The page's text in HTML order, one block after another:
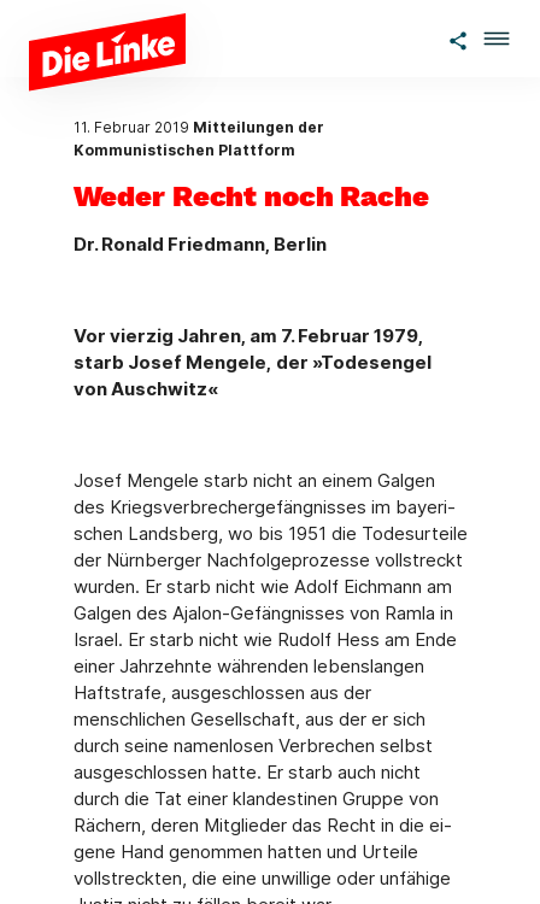
Zum Hauptinhalt springen
11. Februar 2019 Mitteilungen der
Kommunistischen Plattform
Weder Recht noch Rache
Dr. Ronald Friedmann, Berlin
Vor vierzig Jahren, am 7. Februar 1979,
starb Josef Mengele, der »Todesengel
von Auschwitz«
Josef Mengele starb nicht an einem Galgen
des Kriegsverbrechergefängnisses im bayeri­
schen Landsberg, wo bis 1951 die Todesurteile
der Nürnberger Nachfolgeprozesse voll­streckt
wurden. Er starb nicht wie Adolf Eichmann am
Galgen des Ajalon-Gefängnisses von Ramla in
Israel. Er starb nicht wie Rudolf Hess am Ende
einer Jahrzehnte währenden le­benslangen
Haftstrafe, ausgeschlossen aus der
menschlichen Gesellschaft, aus der er sich
durch seine namenlosen Verbrechen selbst
ausgeschlossen hatte. Er starb auch nicht
durch die Tat einer klandestinen Gruppe von
Rächern, deren Mitglieder das Recht in die ei­
gene Hand genommen hatten und Urteile
vollstreckten, die eine unwillige oder unfähige